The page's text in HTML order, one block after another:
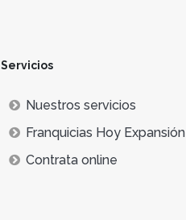
Servicios
Nuestros servicios
Franquicias Hoy Expansión
Contrata online